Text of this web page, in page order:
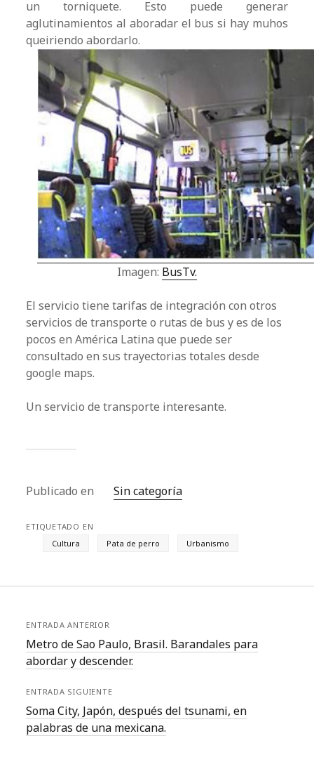
un torniquete. Esto puede generar
aglutinamientos al aboradar el bus si hay muhos
queiriendo abordarlo.
Imagen: BusTv.
El servicio tiene tarifas de integración con otros
servicios de transporte o rutas de bus y es de los
pocos en América Latina que puede ser
consultado en sus trayectorias totales desde
google maps.
Un servicio de transporte interesante.
Publicado en Sin categoría
ETIQUETADO EN
Cultura
Pata de perro Urbanismo
ENTRADA ANTERIOR
Metro de Sao Paulo, Brasil. Barandales para
abordar y descender.
ENTRADA SIGUIENTE
Soma City, Japón, después del tsunami, en
palabras de una mexicana.